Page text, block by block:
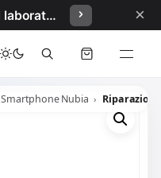
Chiusura Estiva - Il laboratorio resterà chiuso per ferie dal 29/06/2026 al 05/07/2026 compresi. ×
Smartphone Nubia